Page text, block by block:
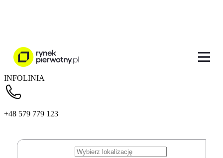
INFOLINIA
+48 579 779 123